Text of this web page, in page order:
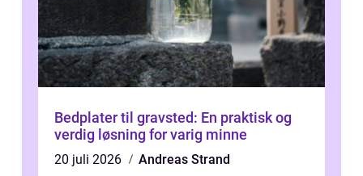
Bedplater til gravsted: En praktisk og
verdig løsning for varig minne
20 juli 2026
Andreas Strand